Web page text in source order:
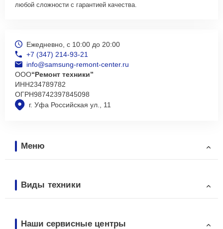
любой сложности с гарантией качества.
г. Уфа Российская ул., 11
Ежедневно, с 10:00 до 20:00
+7 (347) 214-93-21
info@samsung-remont-center.ru
ООО“Ремонт техники”
ИНН234789782
ОГРН98742397845098
Меню
Виды техники
Наши сервисные центры